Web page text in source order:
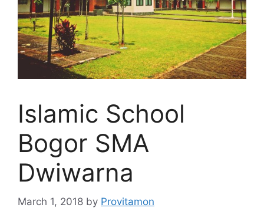
Islamic School
Bogor SMA
Dwiwarna
March 1, 2018 by Provitamon